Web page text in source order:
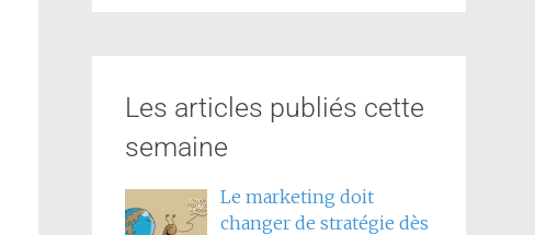
Les articles publiés cette
semaine
Le marketing doit
changer de stratégie dès